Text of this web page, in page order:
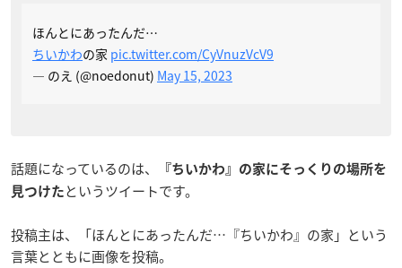
ほんとにあったんだ…
ちいかわの家 pic.twitter.com/CyVnuzVcV9
— のえ (@noedonut) May 15, 2023
話題になっているのは、
『ちいかわ』の家にそっくりの場所を
見つけた というツイートです。
投稿主は、「ほんとにあったんだ…『ちいかわ』の家」という
言葉とともに画像を投稿。